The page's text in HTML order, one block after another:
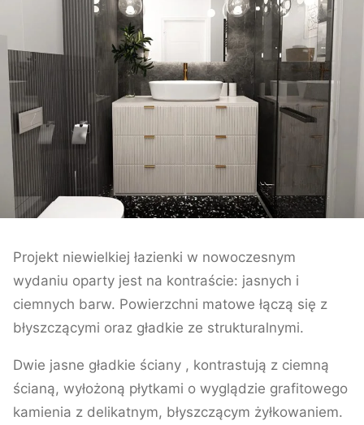
Projekt niewielkiej łazienki w nowoczesnym
wydaniu oparty jest na kontraście: jasnych i
ciemnych barw. Powierzchni matowe łączą się z
błyszczącymi oraz gładkie ze strukturalnymi.
Dwie jasne gładkie ściany , kontrastują z ciemną
ścianą, wyłożoną płytkami o wyglądzie grafitowego
kamienia z delikatnym, błyszczącym żyłkowaniem.